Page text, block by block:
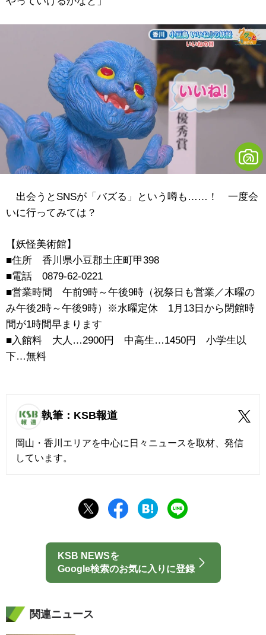
出会うとSNSが「バズる」という噂も……！ 一度会
いに行ってみては？
【妖怪美術館】
■住所 香川県小豆郡土庄町甲398
■電話 0879-62-0221
■営業時間 午前9時～午後9時（祝祭日も営業／木曜の
み午後2時～午後9時）※水曜定休 1月13日から閉館時
間が1時間早まります
■入館料 大人…2900円 中高生…1450円 小学生以
下…無料
執筆：KSB報道
岡山・香川エリアを中心に日々ニュースを取材、発信
しています。
KSB NEWSを
Google検索のお気に入りに登録
関連ニュース